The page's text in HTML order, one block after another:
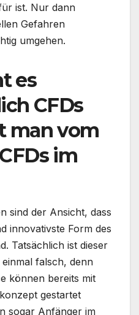
ist. Nur dann
Gefahren
umgehen.
es
CFDs
man vom
im
sind der Ansicht, dass
innovativste Form des
Tatsächlich ist dieser
falsch, denn
können bereits mit
gestartet
sogar Anfänger im